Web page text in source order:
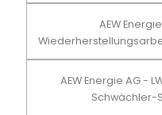
AEW
AEW Energie AG -
Schwächler-